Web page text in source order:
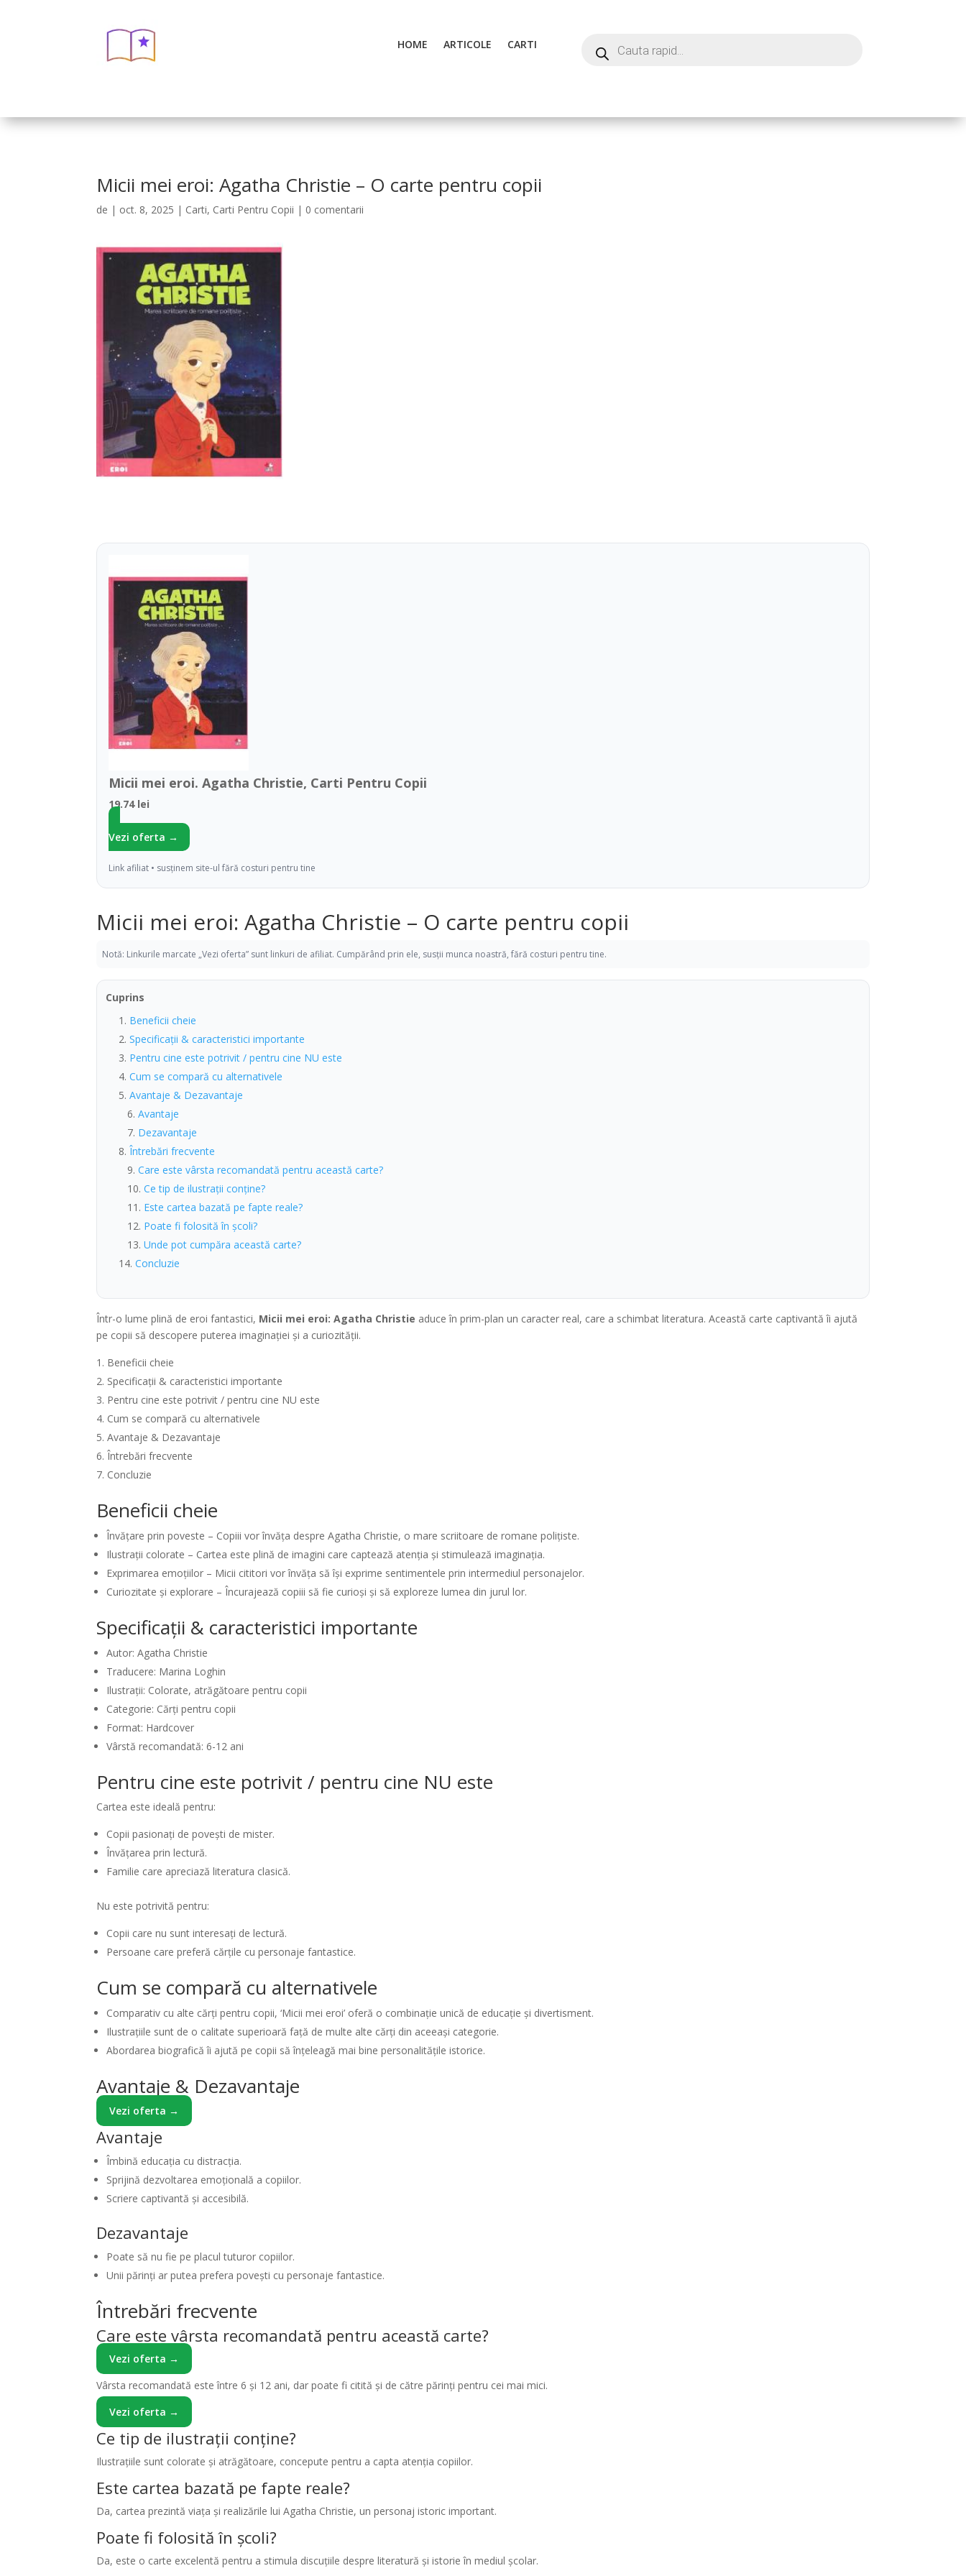
HOME ARTICOLE CARTI
Micii mei eroi: Agatha Christie – O carte pentru copii
de | oct. 8, 2025 | Carti, Carti Pentru Copii | 0 comentarii
Micii mei eroi. Agatha Christie, Carti Pentru Copii
19.74 lei
Vezi oferta →
Link afiliat • susținem site-ul fără costuri pentru tine
Micii mei eroi: Agatha Christie – O carte pentru copii
Notă: Linkurile marcate „Vezi oferta” sunt linkuri de afiliat. Cumpărând prin ele, susții munca noastră, fără costuri pentru tine.
Cuprins
Beneficii cheie
Specificații & caracteristici importante
Pentru cine este potrivit / pentru cine NU este
Cum se compară cu alternativele
Avantaje & Dezavantaje
Avantaje
Dezavantaje
Întrebări frecvente
Care este vârsta recomandată pentru această carte?
Ce tip de ilustrații conține?
Este cartea bazată pe fapte reale?
Poate fi folosită în școli?
Unde pot cumpăra această carte?
Concluzie
Într-o lume plină de eroi fantastici, Micii mei eroi: Agatha Christie aduce în prim-plan un caracter real, care a schimbat literatura. Această carte captivantă îi ajută
pe copii să descopere puterea imaginației și a curiozității.
Beneficii cheie
Specificații & caracteristici importante
Pentru cine este potrivit / pentru cine NU este
Cum se compară cu alternativele
Avantaje & Dezavantaje
Întrebări frecvente
Concluzie
Beneficii cheie
Învățare prin poveste – Copiii vor învăța despre Agatha Christie, o mare scriitoare de romane polițiste.
Ilustrații colorate – Cartea este plină de imagini care captează atenția și stimulează imaginația.
Exprimarea emoțiilor – Micii cititori vor învăța să își exprime sentimentele prin intermediul personajelor.
Curiozitate și explorare – Încurajează copiii să fie curioși și să exploreze lumea din jurul lor.
Specificații & caracteristici importante
Autor: Agatha Christie
Traducere: Marina Loghin
Ilustrații: Colorate, atrăgătoare pentru copii
Categorie: Cărți pentru copii
Format: Hardcover
Vârstă recomandată: 6-12 ani
Pentru cine este potrivit / pentru cine NU este
Cartea este ideală pentru:
Copii pasionați de povești de mister.
Învățarea prin lectură.
Familie care apreciază literatura clasică.
Nu este potrivită pentru:
Copii care nu sunt interesați de lectură.
Persoane care preferă cărțile cu personaje fantastice.
Cum se compară cu alternativele
Comparativ cu alte cărți pentru copii, ‘Micii mei eroi’ oferă o combinație unică de educație și divertisment.
Ilustrațiile sunt de o calitate superioară față de multe alte cărți din aceeași categorie.
Abordarea biografică îi ajută pe copii să înțeleagă mai bine personalitățile istorice.
Avantaje & Dezavantaje
Vezi oferta →
Avantaje
Îmbină educația cu distracția.
Sprijină dezvoltarea emoțională a copiilor.
Scriere captivantă și accesibilă.
Dezavantaje
Poate să nu fie pe placul tuturor copiilor.
Unii părinți ar putea prefera povești cu personaje fantastice.
Întrebări frecvente
Care este vârsta recomandată pentru această carte?
Vezi oferta →
Vârsta recomandată este între 6 și 12 ani, dar poate fi citită și de către părinți pentru cei mai mici.
Vezi oferta →
Ce tip de ilustrații conține?
Ilustrațiile sunt colorate și atrăgătoare, concepute pentru a capta atenția copiilor.
Este cartea bazată pe fapte reale?
Da, cartea prezintă viața și realizările lui Agatha Christie, un personaj istoric important.
Poate fi folosită în școli?
Da, este o carte excelentă pentru a stimula discuțiile despre literatură și istorie în mediul școlar.